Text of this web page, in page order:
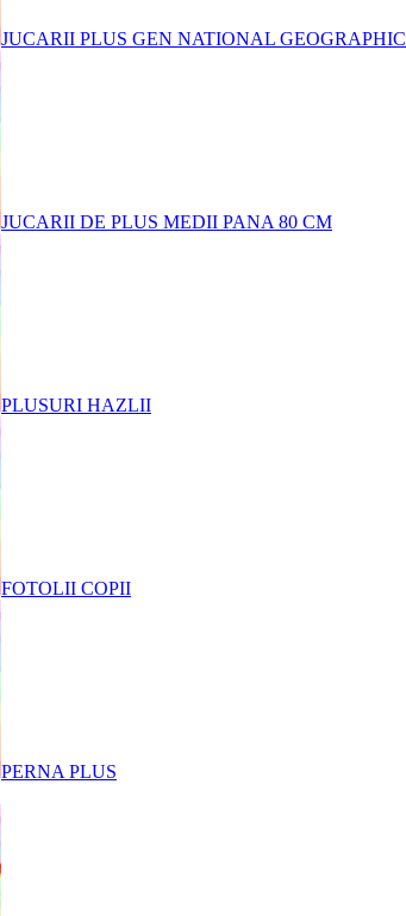
JUCARII PLUS GEN NATIONAL GEOGRAPHIC
JUCARII DE PLUS MEDII PANA 80 CM
PLUSURI HAZLII
FOTOLII COPII
PERNA PLUS